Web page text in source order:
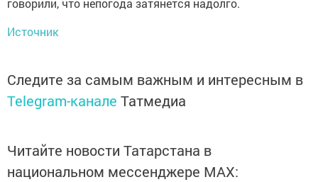
Источник
Следите за самым важным и интересным в
Telegram-канале Татмедиа
Читайте новости Татарстана в
национальном мессенджере MАХ: